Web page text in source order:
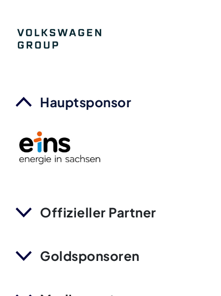
Hauptsponsor
Offizieller Partner
Goldsponsoren